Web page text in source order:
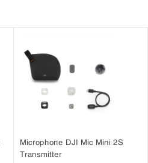
Microphone DJI Mic Mini 2S
Transmitter